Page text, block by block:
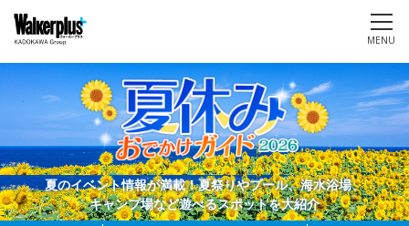
MENU
夏のイベント情報が満載！夏祭りやプール、海水浴場、
キャンプ場など遊べるスポットを大紹介